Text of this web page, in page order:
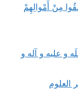
مِنْ أَمْوالِهِمْ‌
و علیه و آله و